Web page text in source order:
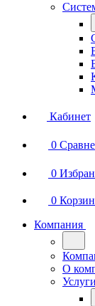
Кабинет
0
0
0
Компания
О
Услуги